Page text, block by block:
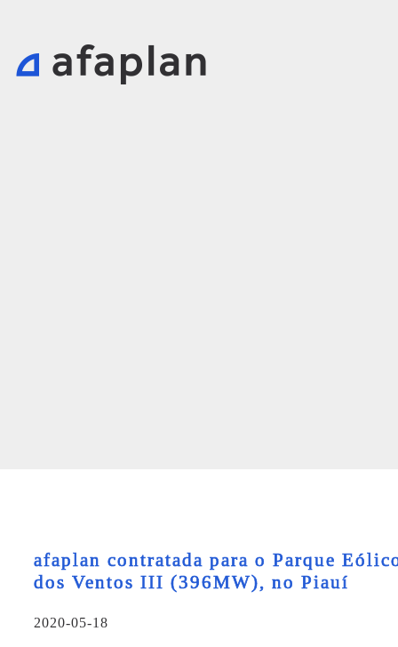
afaplan contratada para o Parque
dos Ventos III (396MW), no Piauí
2020-05-18